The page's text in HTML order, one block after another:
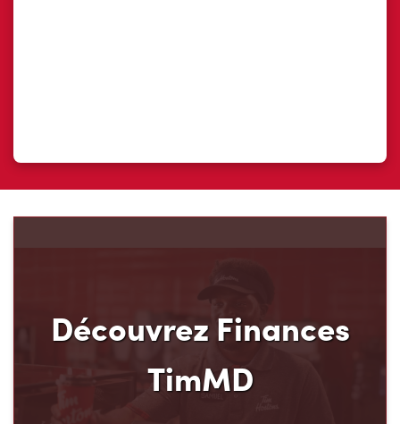
Découvrez Finances
TimMD